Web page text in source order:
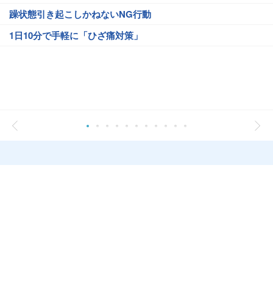
躁状態引き起こしかねないNG行動
1日10分で手軽に「ひざ痛対策」